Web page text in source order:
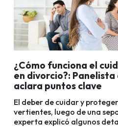
¿Cómo funciona el
en divorcio?: Panelista
aclara puntos clave
El deber de cuidar y
vertientes, luego de una
experta explicó algunos